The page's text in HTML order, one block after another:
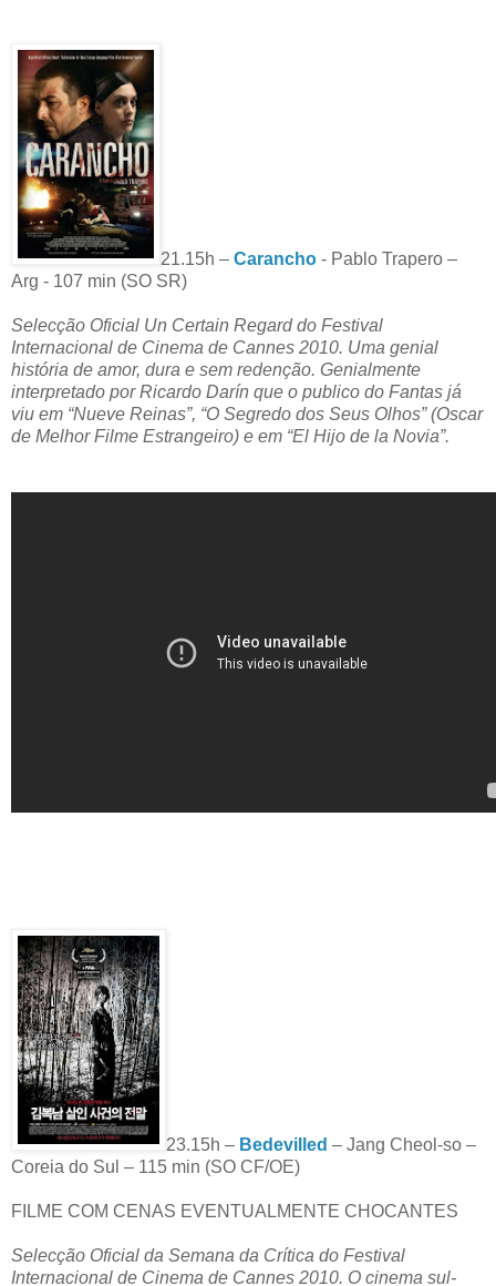
21.15h – Carancho - Pablo Trapero –
Arg - 107 min (SO SR)
Selecção Oficial Un Certain Regard do Festival
Internacional de Cinema de Cannes 2010. Uma genial
história de amor, dura e sem redenção. Genialmente
interpretado por Ricardo Darín que o publico do Fantas já
viu em “Nueve Reinas”, “O Segredo dos Seus Olhos” (Oscar
de Melhor Filme Estrangeiro) e em “El Hijo de la Novia”.
23.15h – Bedevilled – Jang Cheol-so –
Coreia do Sul – 115 min (SO CF/OE)
FILME COM CENAS EVENTUALMENTE CHOCANTES
Selecção Oficial da Semana da Crítica do Festival
Internacional de Cinema de Cannes 2010. O cinema sul-